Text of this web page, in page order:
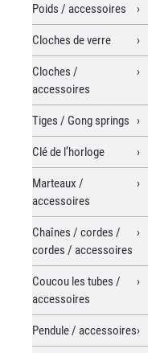
Poids / accessoires
Cloches de verre
Cloches /
accessoires
Tiges / Gong springs
Clé de l’horloge
Marteaux /
accessoires
Chaînes / cordes /
cordes / accessoires
Coucou les tubes /
accessoires
Pendule / accessoires